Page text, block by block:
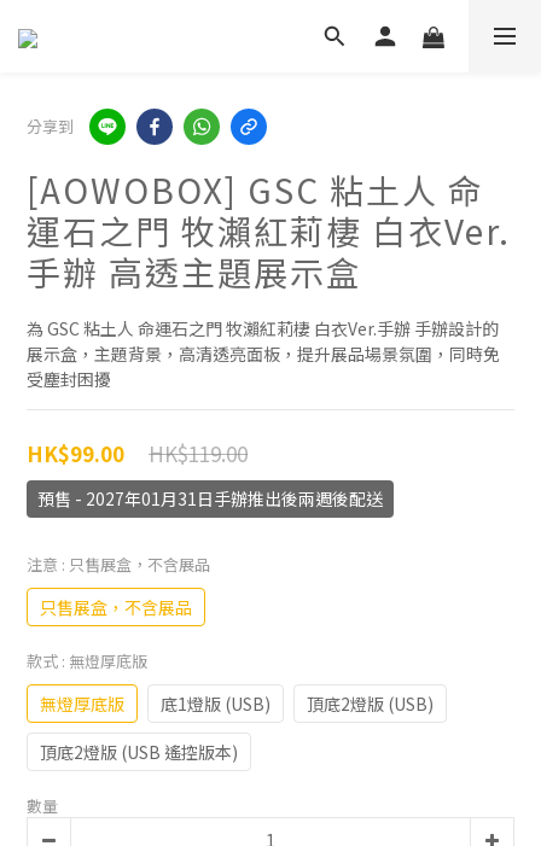
分享到
[AOWOBOX] GSC 粘土人 命
運石之門 牧瀨紅莉棲 白衣Ver.
手辦 高透主題展示盒
為 GSC 粘土人 命運石之門 牧瀨紅莉棲 白衣Ver.手辦 手辦設計的
展示盒，主題背景，高清透亮面板，提升展品場景氛圍，同時免
受塵封困擾
HK$119.00
HK$99.00
預售 - 2027年01月31日手辦推出後兩週後配送
注意 : 只售展盒，不含展品
只售展盒，不含展品
款式 : 無燈厚底版
無燈厚底版 底1燈版 (USB)
頂底2燈版 (USB)
頂底2燈版 (USB 遙控版本)
數量